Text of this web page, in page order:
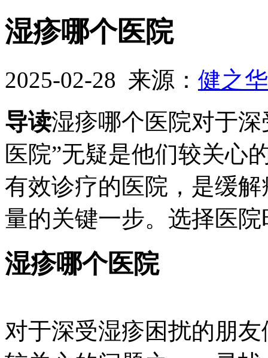
湿疹哪个医院
2025-02-28 来源： 健之
导读湿疹哪个医院对于
医院”无疑是他们较关心
有效诊疗的医院，是缓
量的关键一步。选择医
湿疹哪个医院
对于深受湿疹困扰的朋